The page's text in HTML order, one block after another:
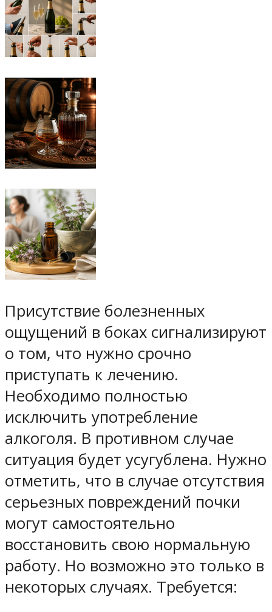
Присутствие болезненных
ощущений в боках сигнализируют
о том, что нужно срочно
приступать к лечению.
Необходимо полностью
исключить употребление
алкоголя. В противном случае
ситуация будет усугублена. Нужно
отметить, что в случае отсутствия
серьезных повреждений почки
могут самостоятельно
восстановить свою нормальную
работу. Но возможно это только в
некоторых случаях. Требуется: